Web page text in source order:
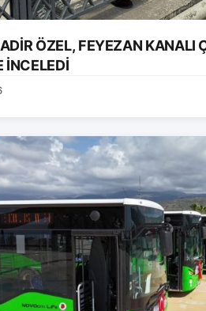
ÖZEL, FEYEZAN KANALI
İNCELEDİ